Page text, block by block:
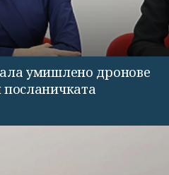
умишлено дронове